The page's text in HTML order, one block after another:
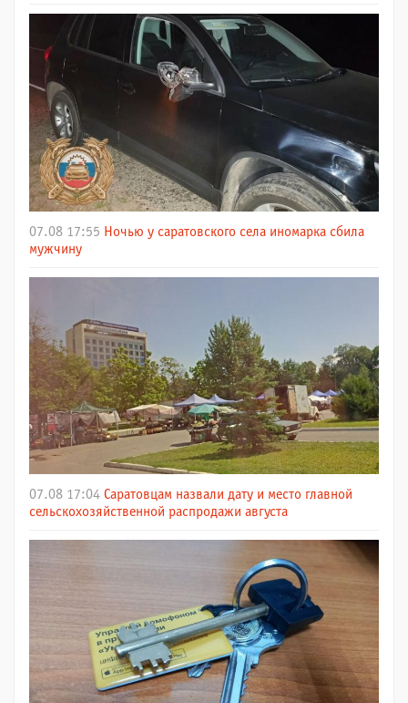
07.08 17:55 Ночью у саратовского села иномарка сбила
мужчину
07.08 17:04 Саратовцам назвали дату и место главной
сельскохозяйственной распродажи августа